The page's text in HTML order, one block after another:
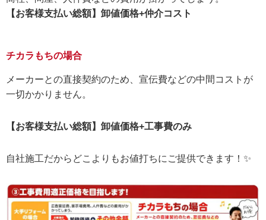
【お客様支払い総額】卸値価格+仲介コスト
チカラもちの場合
メーカーとの直接契約のため、宣伝費などの中間コストが
一切かかりません。
【お客様支払い総額】卸値価格+工事費のみ
自社施工だからどこよりもお値打ちにご提供できます！✨